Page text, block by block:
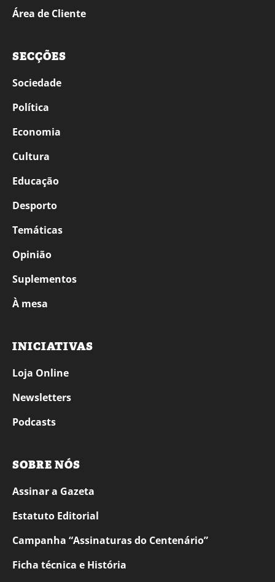
Área de Cliente
SECÇÕES
Sociedade
Política
Economia
Cultura
Educação
Desporto
Temáticas
Opinião
Suplementos
À mesa
INICIATIVAS
Loja Online
Newsletters
Podcasts
SOBRE NÓS
Assinar a Gazeta
Estatuto Editorial
Campanha “Assinaturas do Centenário”
Ficha técnica e História